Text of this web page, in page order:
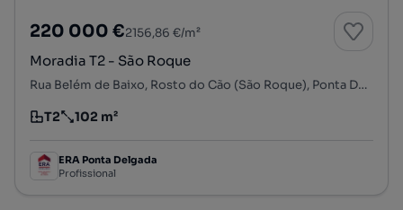
220 000 €2156,86 €/m²
Moradia T2 - São Roque
Rua Belém de Baixo, Rosto do Cão (São Roque), Ponta Delgada, Ilha de São Miguel
Tipologia
T2
Preço por metro quadrado
102 m²
ERA Ponta Delgada
Profissional